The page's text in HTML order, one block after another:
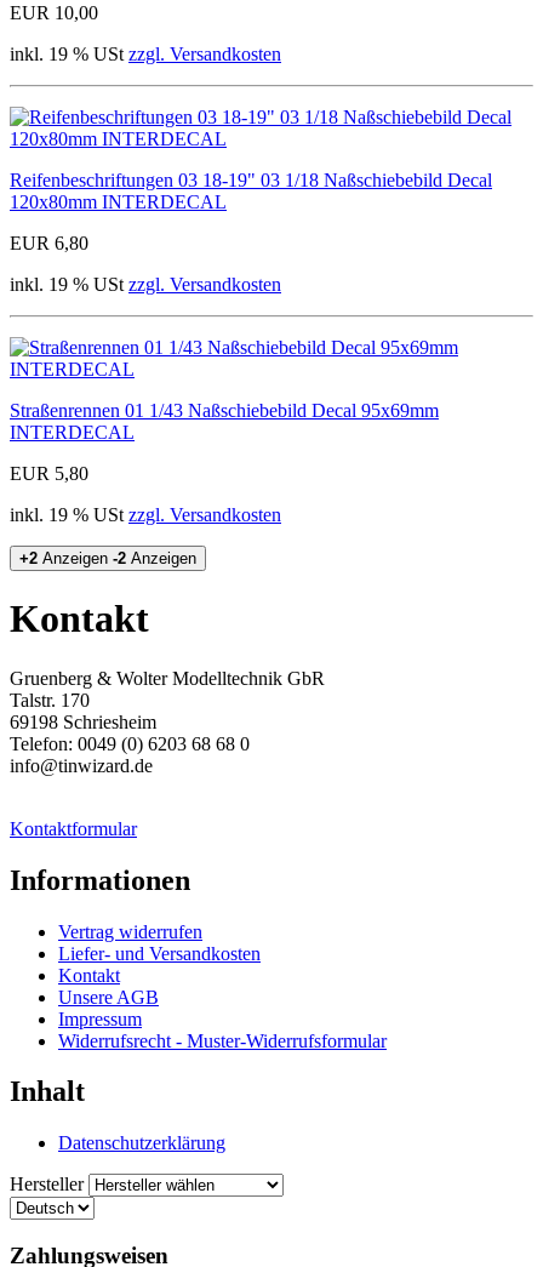
EUR 10,00
inkl. 19 % USt zzgl. Versandkosten
Reifenbeschriftungen 03 18-19" 03 1/18 Naßschiebebild Decal
120x80mm INTERDECAL
EUR 6,80
inkl. 19 % USt zzgl. Versandkosten
Straßenrennen 01 1/43 Naßschiebebild Decal 95x69mm
INTERDECAL
EUR 5,80
inkl. 19 % USt zzgl. Versandkosten
+2 Anzeigen -2 Anzeigen
Kontakt
Gruenberg & Wolter Modelltechnik GbR
Talstr. 170
69198 Schriesheim
Telefon: 0049 (0) 6203 68 68 0
info@tinwizard.de
Kontaktformular
Informationen
Vertrag widerrufen
Liefer- und Versandkosten
Kontakt
Unsere AGB
Impressum
Widerrufsrecht - Muster-Widerrufsformular
Inhalt
Datenschutzerklärung
Hersteller
Zahlungsweisen